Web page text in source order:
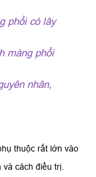
phổi có lây
màng phổi
nhân,
thuộc rất lớn vào
và cách điều trị.